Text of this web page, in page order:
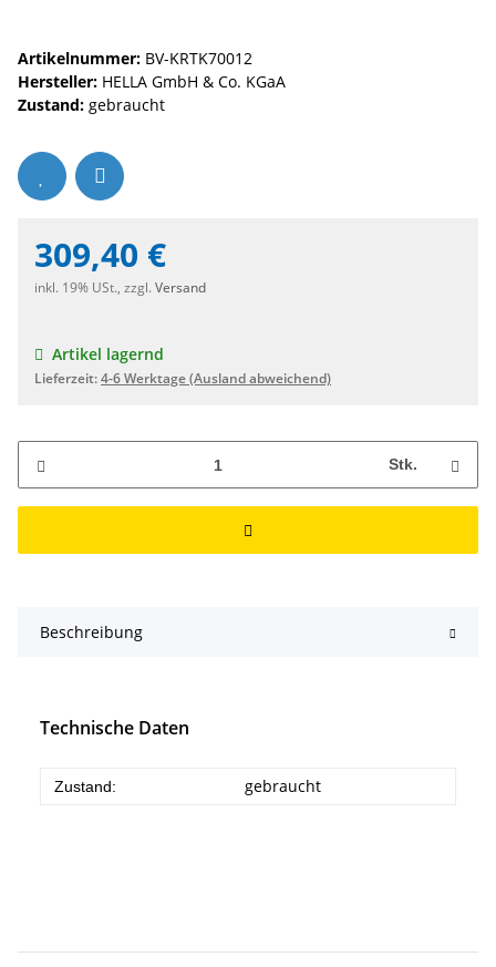
Artikelnummer: BV-KRTK70012
Hersteller: HELLA GmbH & Co. KGaA
Zustand: gebraucht
309,40 €
inkl. 19% USt., zzgl. Versand
Artikel lagernd
Lieferzeit:4-6 Werktage(Ausland abweichend)
Stk.
Beschreibung
Technische Daten
Zustand: gebraucht